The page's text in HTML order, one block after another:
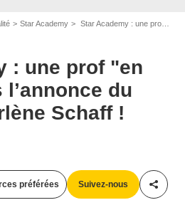
Star Academy Star Academy : une prof "en pleurs" après l’annonce du départ de Marlène Schaff !
: une prof "en
du
Schaff !
préférées Suivez-nous